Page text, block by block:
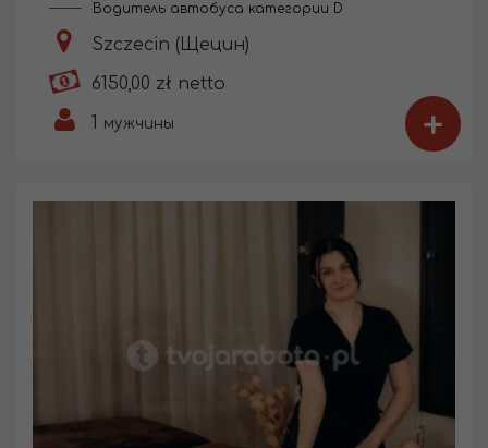
Водитель автобуса категории D
Szczecin (Щецин)
6150,00 zł netto
1 мужчины +